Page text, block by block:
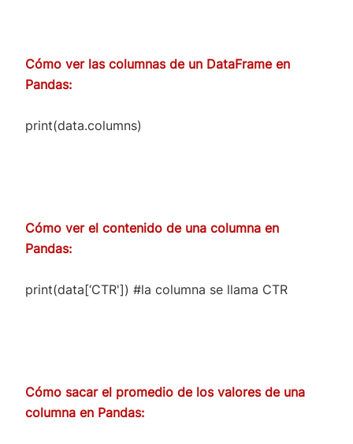
Cómo ver las columnas de un DataFrame en
Pandas:
print(data.columns)
Cómo ver el contenido de una columna en
Pandas:
print(data[‘CTR']) #la columna se llama CTR
Cómo sacar el promedio de los valores de una
columna en Pandas: